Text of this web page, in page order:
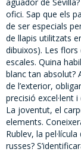
ofici. Sap que els
de ser especials
de llapis utilitzats
dibuixos). Les
escales. Quina
blanc tan absolut?
de l’exterior,
precisió excel·lent
La joventut, el
elements.
Rublev, la
russes?